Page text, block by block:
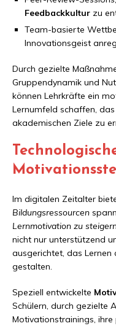
Feedbackkultur zu
Team-basierte
Innovationsgeist
Durch gezielte
Gruppendynamik und
können Lehrkräfte ein
Lernumfeld schaffen,
akademischen Ziele zu
Im digitalen Zeitalter
Bildungsressourcen
Lernmotivation zu
nicht nur unterstützend
ausgerichtet, das
gestalten.
Speziell entwickelte
Schülern, durch gezielte
Motivationstrainings, ihre